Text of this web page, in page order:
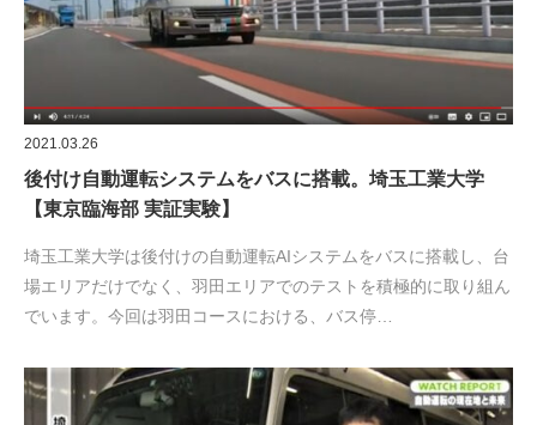
2021.03.26
後付け自動運転システムをバスに搭載。埼玉工業大学
【東京臨海部 実証実験】
埼玉工業大学は後付けの自動運転AIシステムをバスに搭載し、台
場エリアだけでなく、羽田エリアでのテストを積極的に取り組ん
でいます。今回は羽田コースにおける、バス停…